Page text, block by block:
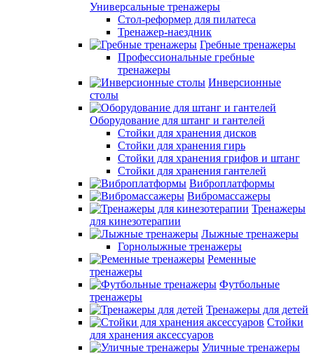
Универсальные тренажеры
Стол-реформер для пилатеса
Тренажер-наездник
Гребные тренажеры
Профессиональные гребные
тренажеры
Инверсионные
столы
Оборудование для штанг и гантелей
Стойки для хранения дисков
Стойки для хранения гирь
Стойки для хранения грифов и штанг
Стойки для хранения гантелей
Виброплатформы
Вибромассажеры
Тренажеры
для кинезотерапии
Лыжные тренажеры
Горнолыжные тренажеры
Ременные
тренажеры
Футбольные
тренажеры
Тренажеры для детей
Стойки
для хранения аксессуаров
Уличные тренажеры